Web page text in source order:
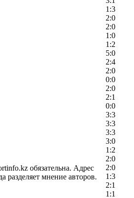
1:3
2:0
2:0
1:0
1:2
5:0
2:4
2:0
0:0
2:0
2:1
0:0
3:3
3:3
3:3
3:0
1:2
2:0
2:0
1:3
2:1
1:1
обязательна. Адрес
разделяет мнение авторов.